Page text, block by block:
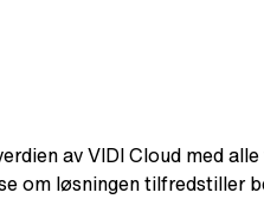
av VIDI Cloud med
om løsningen tilfredstiller